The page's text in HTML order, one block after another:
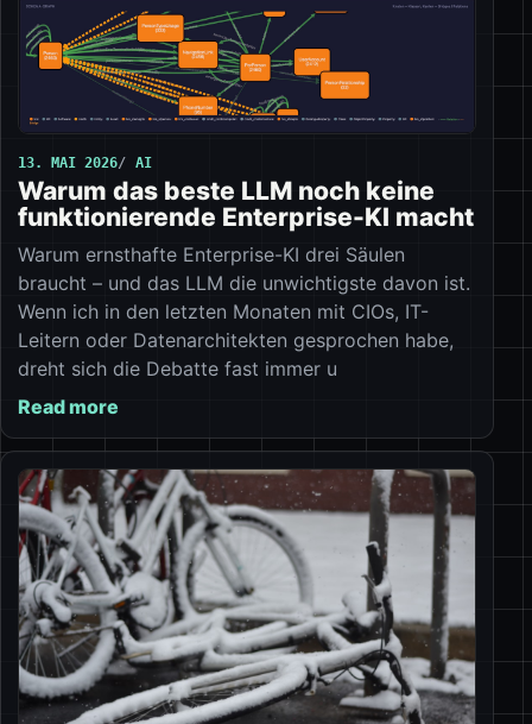
13. MAI 2026 AI
Warum das beste LLM noch keine
funktionierende Enterprise-KI macht
Warum ernsthafte Enterprise-KI drei Säulen
braucht – und das LLM die unwichtigste davon ist.
Wenn ich in den letzten Monaten mit CIOs, IT-
Leitern oder Datenarchitekten gesprochen habe,
dreht sich die Debatte fast immer u
Read more